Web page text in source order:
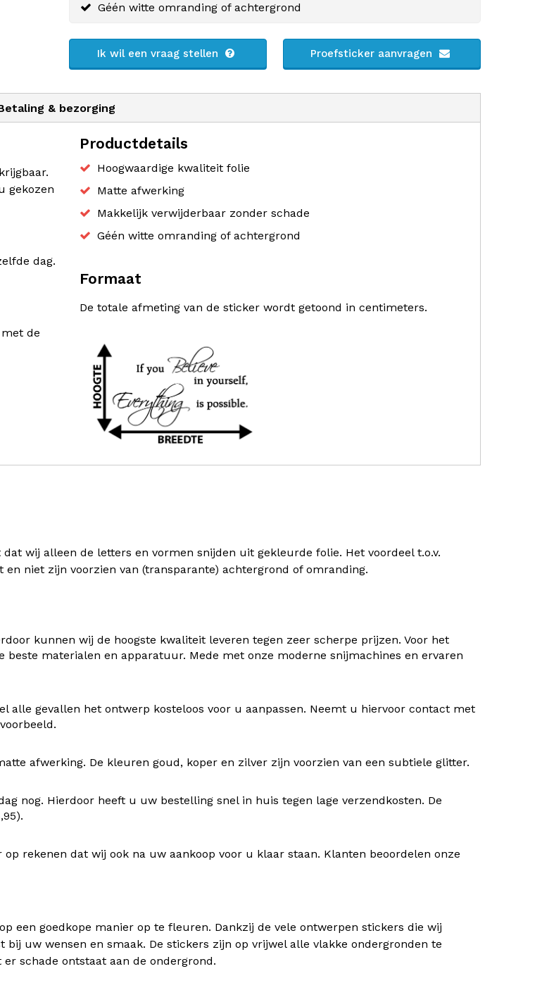
Géén witte omranding of achtergrond
Ik wil een vraag stellen Proefsticker aanvragen
& bezorging
gekozen
dag.
de
Productdetails
Hoogwaardige kwaliteit folie
Matte afwerking
Makkelijk verwijderbaar zonder schade
Géén witte omranding of achtergrond
Formaat
De totale afmeting van de sticker wordt getoond in centimeters.
wij alleen de letters en vormen snijden uit gekleurde folie. Het voordeel t.o.v.
niet zijn voorzien van (transparante) achtergrond of omranding.
kunnen wij de hoogste kwaliteit leveren tegen zeer scherpe prijzen. Voor het
materialen en apparatuur. Mede met onze moderne snijmachines en ervaren
alle gevallen het ontwerp kosteloos voor u aanpassen. Neemt u hiervoor contact met
afwerking. De kleuren goud, koper en zilver zijn voorzien van een subtiele glitter.
nog. Hierdoor heeft u uw bestelling snel in huis tegen lage verzendkosten. De
rekenen dat wij ook na uw aankoop voor u klaar staan. Klanten beoordelen onze
een goedkope manier op te fleuren. Dankzij de vele ontwerpen stickers die wij
uw wensen en smaak. De stickers zijn op vrijwel alle vlakke ondergronden te
schade ontstaat aan de ondergrond.